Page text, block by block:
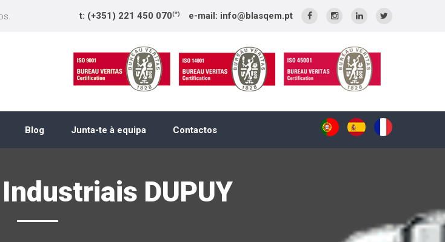
t: (+351) 221 450 070(*) e-mail: info@blasqem.pt
Blog Junta-te à equipa Contactos
DUPUY